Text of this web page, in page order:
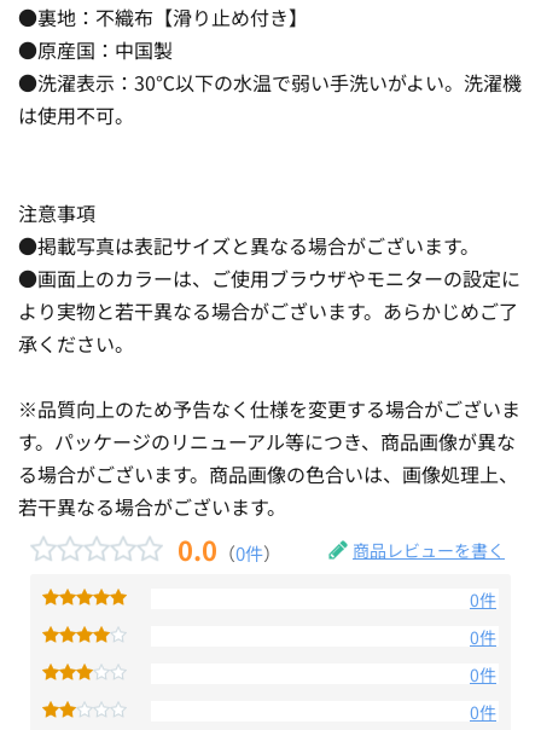
●裏地：不織布【滑り止め付き】
●原産国：中国製
●洗濯表示：30℃以下の水温で弱い手洗いがよい。洗濯機
は使用不可。
注意事項
●掲載写真は表記サイズと異なる場合がございます。
●画面上のカラーは、ご使用ブラウザやモニターの設定に
より実物と若干異なる場合がございます。あらかじめご了
承ください。
※品質向上のため予告なく仕様を変更する場合がございま
す。パッケージのリニューアル等につき、商品画像が異な
る場合がございます。商品画像の色合いは、画像処理上、
若干異なる場合がございます。
0.0 （0件） 商品レビューを書く
0件
0件
0件
0件